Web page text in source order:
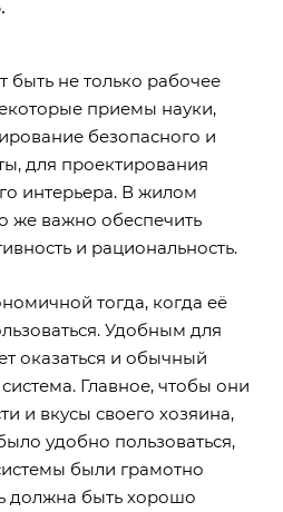
не только рабочее
приемы науки,
безопасного и
для проектирования
интерьера. В жилом
же важно обеспечить
и рациональность.
тогда, когда её
Удобным для
оказаться и обычный
Главное, чтобы они
и вкусы своего хозяина,
удобно пользоваться,
были грамотно
должна быть хорошо